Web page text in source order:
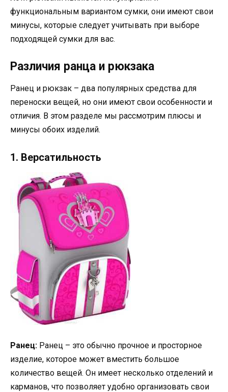
функциональным вариантом сумки, они имеют свои
минусы, которые следует учитывать при выборе
подходящей сумки для вас.
Различия ранца и рюкзака
Ранец и рюкзак – два популярных средства для
переноски вещей, но они имеют свои особенности и
отличия. В этом разделе мы рассмотрим плюсы и
минусы обоих изделий.
1. Версатильность
Ранец: Ранец – это обычно прочное и просторное
изделие, которое может вместить большое
количество вещей. Он имеет несколько отделений и
карманов, что позволяет удобно организовать свои